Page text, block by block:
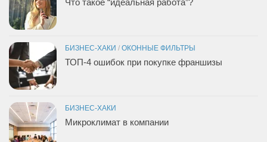
БИЗНЕС-ХАКИ / ОКОННЫЕ ФИЛЬТРЫ
ТОП-4 ошибок при покупке франшизы
БИЗНЕС-ХАКИ
Микроклимат в компании